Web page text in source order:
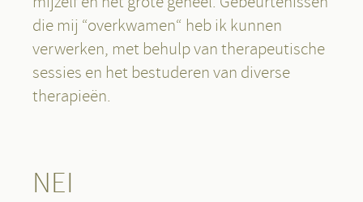
die mij “overkwamen“ heb ik kunnen
verwerken, met behulp van therapeutische
sessies en het bestuderen van diverse
therapieën.
NEI